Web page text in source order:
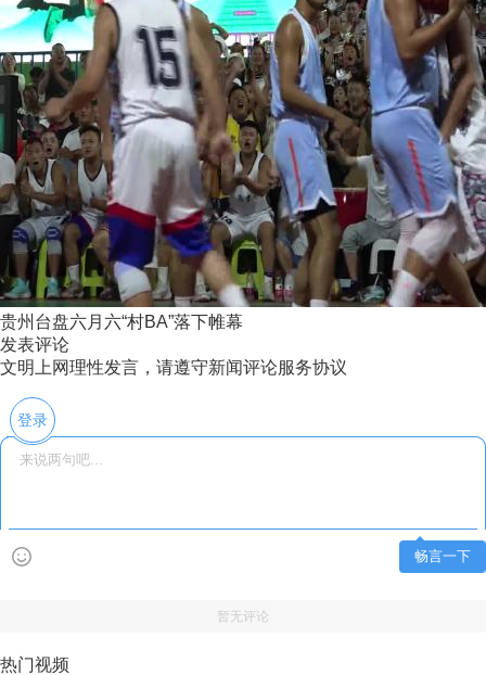
贵州台盘六月六“村BA”落下帷幕
发表评论
文明上网理性发言，请遵守新闻评论服务协议
登录
畅言一下
暂无评论
热门视频